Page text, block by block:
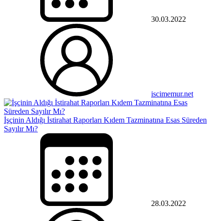
30.03.2022
iscimemur.net
İşçinin Aldığı İstirahat Raporları Kıdem Tazminatına Esas Süreden
Sayılır Mı?
28.03.2022